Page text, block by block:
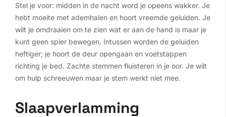
Stel je voor: midden in de nacht word je opeens wakker. Je
hebt moeite met ademhalen en hoort vreemde geluiden. Je
wilt je omdraaien om te zien wat er aan de hand is maar je
kunt geen spier bewegen. Intussen worden de geluiden
heftiger; je hoort de deur opengaan en voetstappen
richting je bed. Zachte stemmen fluisteren in je oor. Je wilt
om hulp schreeuwen maar je stem werkt niet mee.
Slaapverlamming